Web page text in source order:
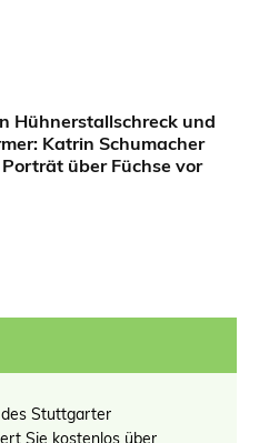
Hühnerstallschreck und
Katrin Schumacher
über Füchse vor
Stuttgarter
Sie kostenlos über